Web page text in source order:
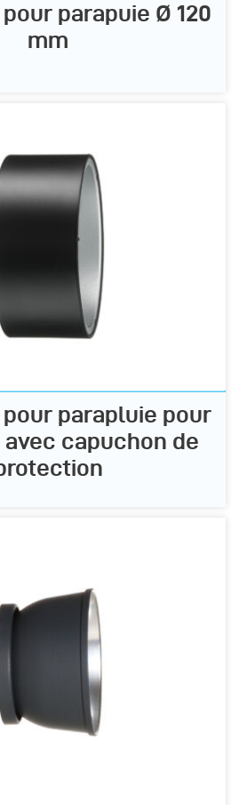
parapuie Ø 120
mm
parapluie pour
capuchon de